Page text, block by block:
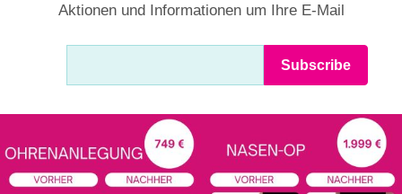
Aktionen und Informationen um Ihre E-Mail